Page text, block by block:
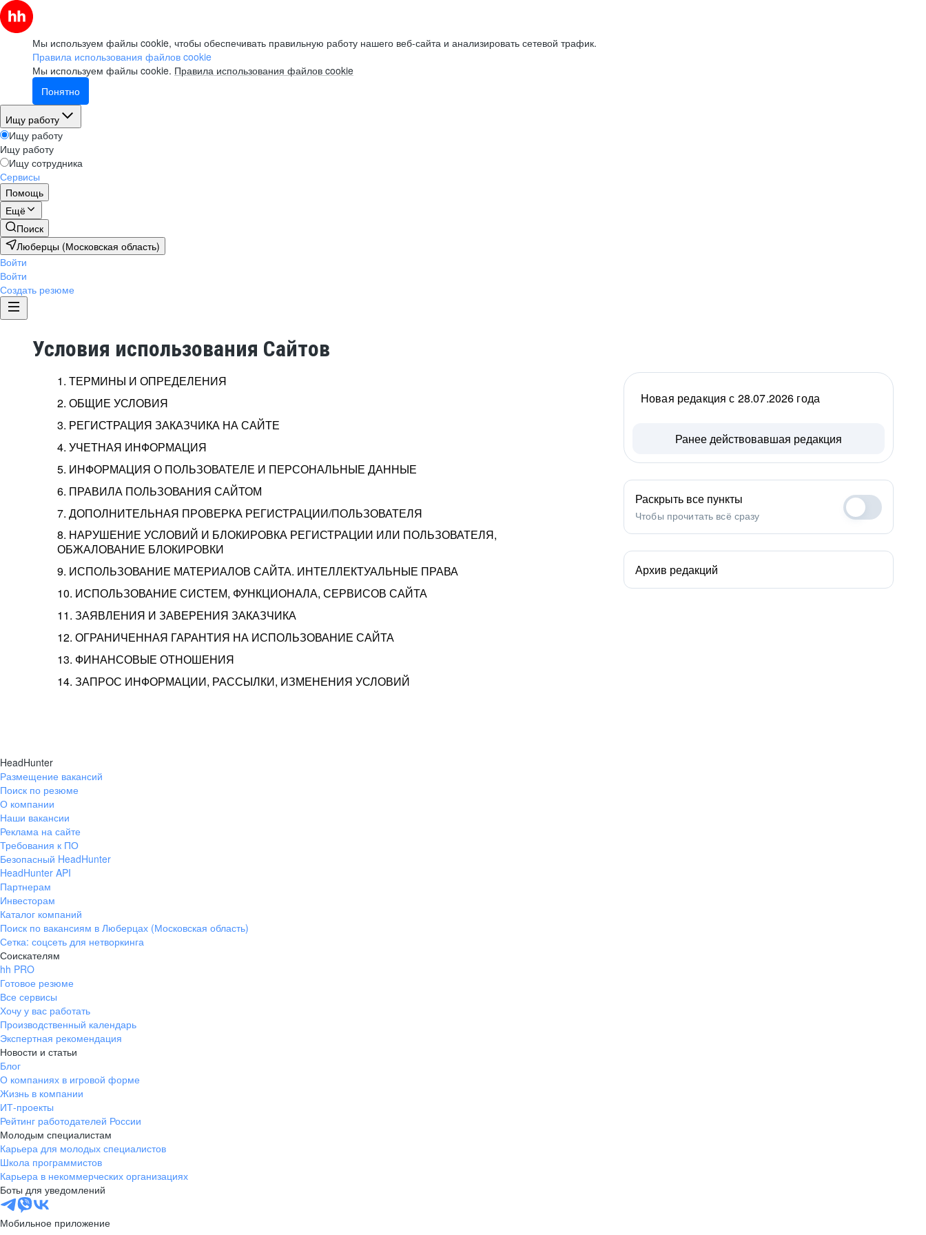
Мы используем файлы cookie, чтобы обеспечивать правильную работу нашего веб-сайта и анализировать сетевой трафик.
Правила использования файлов cookie
Мы используем файлы cookie. Правила использования файлов cookie
Понятно
Ищу работу
Ищу работу
Ищу работу
Ищу сотрудника
Сервисы
Помощь
Ещё
Поиск
Люберцы (Московская область)
Войти
Войти
Создать резюме
Условия использования Сайтов
1. ТЕРМИНЫ И ОПРЕДЕЛЕНИЯ
2. ОБЩИЕ УСЛОВИЯ
3. РЕГИСТРАЦИЯ ЗАКАЗЧИКА НА САЙТЕ
4. УЧЕТНАЯ ИНФОРМАЦИЯ
5. ИНФОРМАЦИЯ О ПОЛЬЗОВАТЕЛЕ И ПЕРСОНАЛЬНЫЕ ДАННЫЕ
6. ПРАВИЛА ПОЛЬЗОВАНИЯ САЙТОМ
7. ДОПОЛНИТЕЛЬНАЯ ПРОВЕРКА РЕГИСТРАЦИИ/ПОЛЬЗОВАТЕЛЯ
8. НАРУШЕНИЕ УСЛОВИЙ И БЛОКИРОВКА РЕГИСТРАЦИИ ИЛИ ПОЛЬЗОВАТЕЛЯ,
ОБЖАЛОВАНИЕ БЛОКИРОВКИ
9. ИСПОЛЬЗОВАНИЕ МАТЕРИАЛОВ САЙТА. ИНТЕЛЛЕКТУАЛЬНЫЕ ПРАВА
10. ИСПОЛЬЗОВАНИЕ СИСТЕМ, ФУНКЦИОНАЛА, СЕРВИСОВ САЙТА
11. ЗАЯВЛЕНИЯ И ЗАВЕРЕНИЯ ЗАКАЗЧИКА
12. ОГРАНИЧЕННАЯ ГАРАНТИЯ НА ИСПОЛЬЗОВАНИЕ САЙТА
13. ФИНАНСОВЫЕ ОТНОШЕНИЯ
14. ЗАПРОС ИНФОРМАЦИИ, РАССЫЛКИ, ИЗМЕНЕНИЯ УСЛОВИЙ
Новая редакция с 28.07.2026 года
Ранее действовавшая редакция
Раскрыть все пункты
Чтобы прочитать всё сразу
Архив редакций
HeadHunter
Размещение вакансий
Поиск по резюме
О компании
Наши вакансии
Реклама на сайте
Требования к ПО
Безопасный HeadHunter
HeadHunter API
Партнерам
Инвесторам
Каталог компаний
Поиск по вакансиям в Люберцах (Московская область)
Сетка: соцсеть для нетворкинга
Соискателям
hh PRO
Готовое резюме
Все сервисы
Хочу у вас работать
Производственный календарь
Экспертная рекомендация
Новости и статьи
Блог
О компаниях в игровой форме
Жизнь в компании
ИТ-проекты
Рейтинг работодателей России
Молодым специалистам
Карьера для молодых специалистов
Школа программистов
Карьера в некоммерческих организациях
Боты для уведомлений
Мобильное приложение